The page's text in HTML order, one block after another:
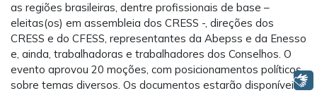
as regiões brasileiras, dentre profissionais de base –
eleitas(os) em assembleia dos CRESS -, direções dos
CRESS e do CFESS, representantes da Abepss e da Enesso
e, ainda, trabalhadoras e trabalhadores dos Conselhos. O
evento aprovou 20 moções, com posicionamentos políticos
sobre temas diversos. Os documentos estarão disponíveis
Libras